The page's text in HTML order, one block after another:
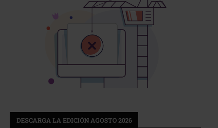
DESCARGA LA EDICIÓN AGOSTO 2026